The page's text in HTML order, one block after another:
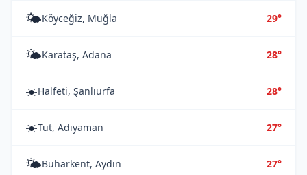
🌤️Köyceğiz, Muğla 29°
🌤️Karataş, Adana 28°
☀️Halfeti, Şanlıurfa 28°
☀️Tut, Adıyaman 27°
🌤️Buharkent, Aydın 27°